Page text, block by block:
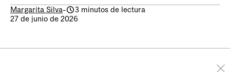
Margarita Silva-
3 minutos de lectura
27 de junio de 2026